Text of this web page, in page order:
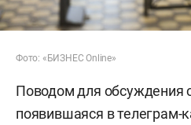
Фото: «БИЗНЕС Online»
Поводом для обсуждения
появившаяся в телеграм-